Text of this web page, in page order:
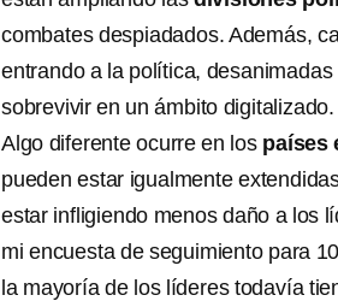
combates despiadados. Además,
entrando a la política,
sobrevivir en un ámbito digitalizado.
Algo diferente ocurre en los países
pueden estar igualmente
estar infligiendo menos daño a los
mi encuesta de seguimiento para
la mayoría de los líderes todavía